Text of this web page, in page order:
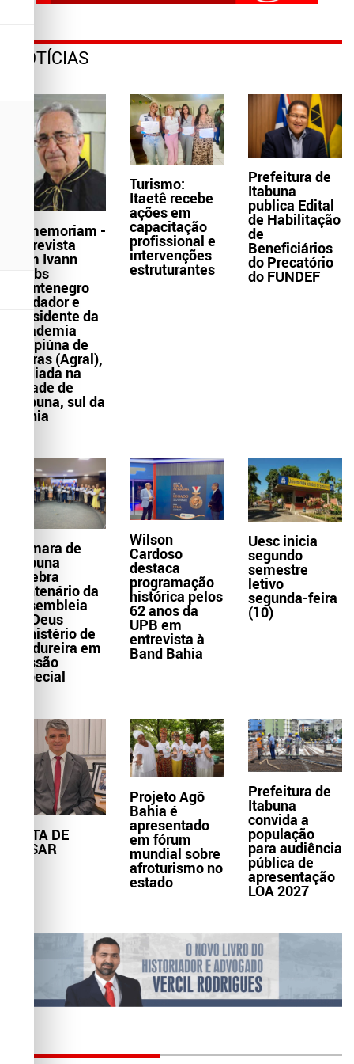
NOTÍCIAS
In memoriam -
Entrevista
com Ivann
Krebs
Montenegro
fundador e
presidente da
Academia
Grapiúna de
Letras (Agral),
sediada na
cidade de
Itabuna, sul da
Bahia
Turismo:
Itaetê recebe
ações em
capacitação
profissional e
intervenções
estruturantes
Prefeitura de
Itabuna
publica Edital
de Habilitação
de
Beneficiários
do Precatório
do FUNDEF
Câmara de
Itabuna
celebra
centenário da
Assembleia
de Deus
Ministério de
Madureira em
Sessão
Especial
Wilson
Cardoso
destaca
programação
histórica pelos
62 anos da
UPB em
entrevista à
Band Bahia
Uesc inicia
segundo
semestre
letivo
segunda-feira
(10)
NOTA DE
PESAR
Projeto Agô
Bahia é
apresentado
em fórum
mundial sobre
afroturismo no
estado
Prefeitura de
Itabuna
convida a
população
para audiência
pública de
apresentação
LOA 2027